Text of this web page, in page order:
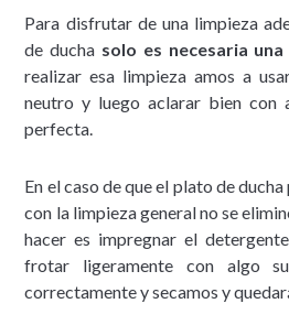
Para disfrutar de una limpieza
de ducha solo es necesaria
realizar esa limpieza amos a
neutro y luego aclarar bien con
perfecta.
En el caso de que el plato de
con la limpieza general no se
hacer es impregnar el
frotar ligeramente con algo
correctamente y secamos y